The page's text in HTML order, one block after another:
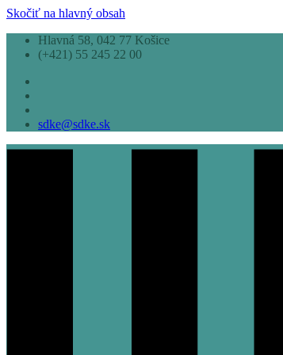
Skočiť na hlavný obsah
Hlavná 58, 042 77 Košice
(+421) 55 245 22 00
sdke@sdke.sk